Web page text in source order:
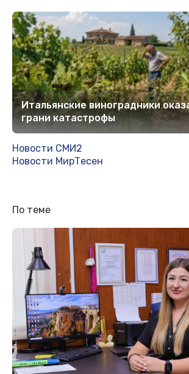
Итальянские виноградники
грани катастрофы
Новости СМИ2
Новости МирТесен
По теме